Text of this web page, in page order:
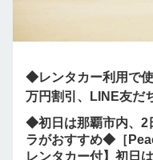
◆レンタカー利用で
万円割引、LINE友だ
◆初日は那覇市内、2
ラがおすすめ◆［
レンタカー付】初日